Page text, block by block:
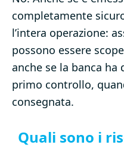
completamente
l’intera operazione:
possono essere
anche se la banca
primo controllo,
consegnata.
Quali sono i